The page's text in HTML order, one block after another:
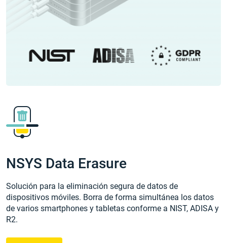
NSYS Data Erasure
Solución para la eliminación segura de datos de
dispositivos móviles. Borra de forma simultánea los datos
de varios smartphones y tabletas conforme a NIST, ADISA y
R2.